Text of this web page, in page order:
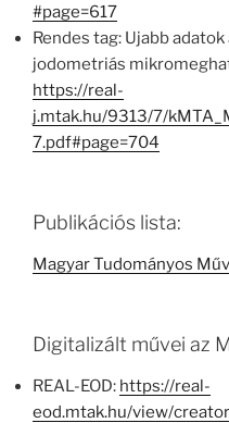
#page=617
Rendes tag: Ujabb
jodometriás
https://real-
j.mtak.hu/9313/7/
7.pdf#page=704
Publikációs lista:
Magyar Tudományos
Digitalizált művei az
REAL-EOD: https://real-
eod.mtak.hu/view/